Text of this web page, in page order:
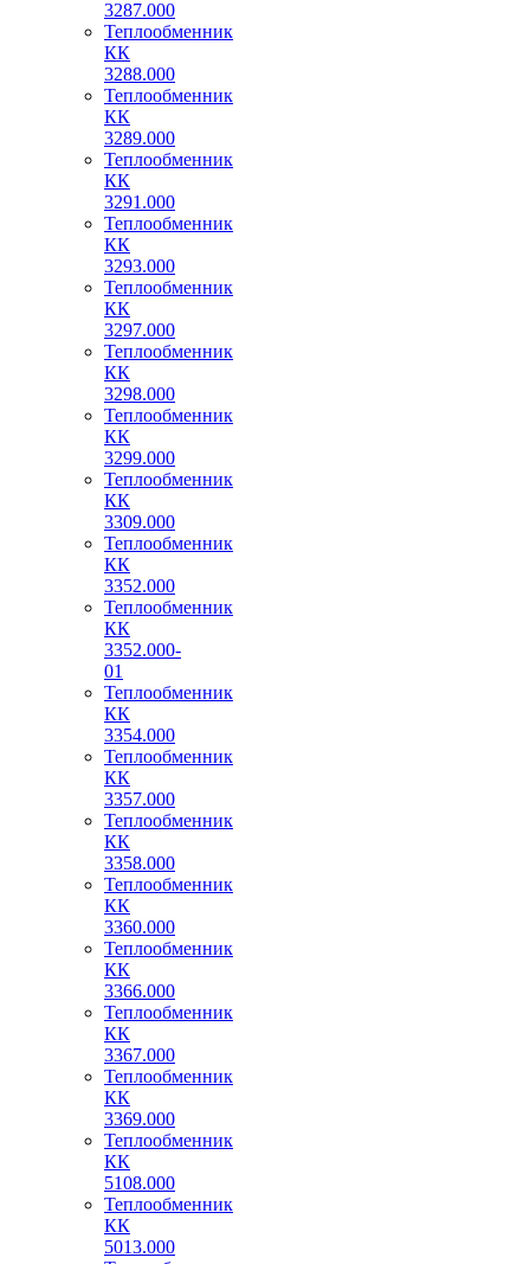
3287.000
Теплообменник
КК
3288.000
Теплообменник
КК
3289.000
Теплообменник
КК
3291.000
Теплообменник
КК
3293.000
Теплообменник
КК
3297.000
Теплообменник
КК
3298.000
Теплообменник
КК
3299.000
Теплообменник
КК
3309.000
Теплообменник
КК
3352.000
Теплообменник
КК
3352.000-
01
Теплообменник
КК
3354.000
Теплообменник
КК
3357.000
Теплообменник
КК
3358.000
Теплообменник
КК
3360.000
Теплообменник
КК
3366.000
Теплообменник
КК
3367.000
Теплообменник
КК
3369.000
Теплообменник
КК
5108.000
Теплообменник
КК
5013.000